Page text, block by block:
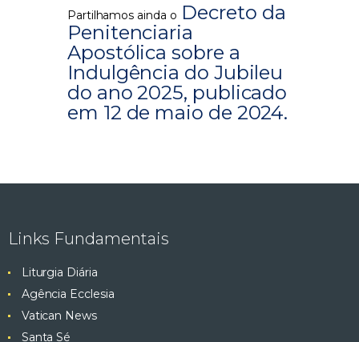
Partilhamos ainda o Decreto da
Penitenciaria
Apostólica sobre a
Indulgência do Jubileu
do ano 2025, publicado
em 12 de maio de 2024.
Links Fundamentais
Liturgia Diária
Agência Ecclesia
Vatican News
Santa Sé